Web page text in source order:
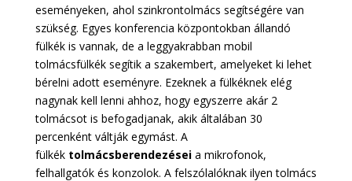
eseményeken, ahol szinkrontolmács segítségére van
szükség. Egyes konferencia központokban állandó
fülkék is vannak, de a leggyakrabban mobil
tolmácsfülkék segítik a szakembert, amelyeket ki lehet
bérelni adott eseményre. Ezeknek a fülkéknek elég
nagynak kell lenni ahhoz, hogy egyszerre akár 2
tolmácsot is befogadjanak, akik általában 30
percenként váltják egymást. A
fülkék tolmácsberendezéseia mikrofonok,
felhallgatók és konzolok. A felszólalóknak ilyen tolmács